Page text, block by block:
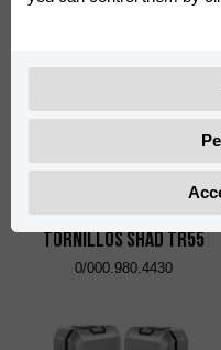
Parrilla Grande con
Tornillos Shad TR55
0/000.980.4430